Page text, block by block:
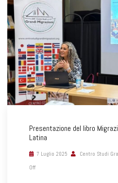
Presentazione del libro
Latina
7 Luglio 2025 Centro Studi
Off